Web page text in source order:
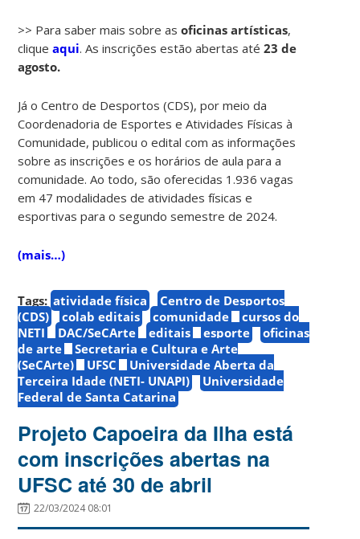
>> Para saber mais sobre asoficinas artísticas,
cliqueaqui. As inscrições estão abertas até23 de
agosto.
Já o Centro de Desportos (CDS), por meio da
Coordenadoria de Esportes e Atividades Físicas à
Comunidade, publicou o edital com as informações
sobre as inscrições e os horários de aula para a
comunidade. Ao todo, são oferecidas 1.936 vagas
em 47 modalidades de atividades físicas e
esportivas para o segundo semestre de 2024.
(mais…)
Tags: atividade física
Centro de Desportos
(CDS)
colab editais comunidade
cursos do
NETI
DAC/SeCArte editais esporte
oficinas
de arte
Secretaria e Cultura e Arte
(SeCArte)
UFSC
Universidade Aberta da
Terceira Idade (NETI- UNAPI)
Universidade
Federal de Santa Catarina
Projeto Capoeira da Ilha está
com inscrições abertas na
UFSC até 30 de abril
22/03/2024 08:01